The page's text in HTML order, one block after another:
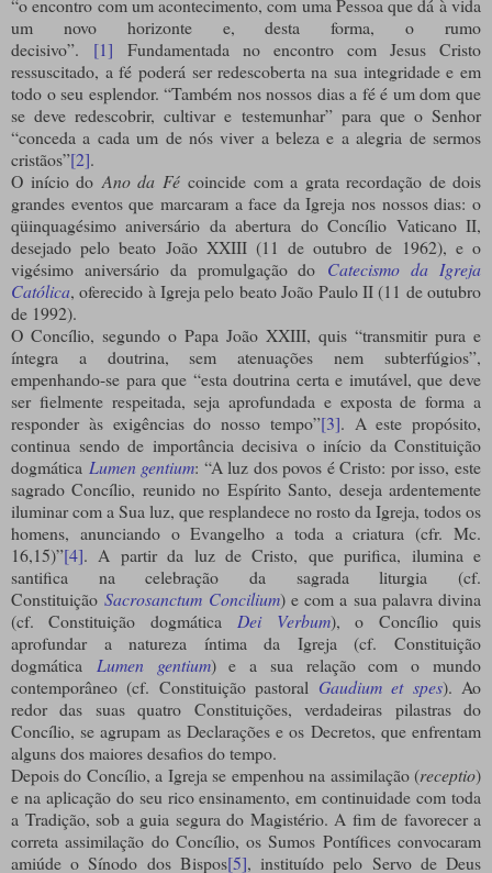
“o encontro com um acontecimento, com uma Pessoa que dá à vida
um novo horizonte e, desta forma, o rumo
decisivo”. [1] Fundamentada no encontro com Jesus Cristo
ressuscitado, a fé poderá ser redescoberta na sua integridade e em
todo o seu esplendor. “Também nos nossos dias a fé é um dom que
se deve redescobrir, cultivar e testemunhar” para que o Senhor
“conceda a cada um de nós viver a beleza e a alegria de sermos
cristãos”[2].
O início do Ano da Fécoincide com a grata recordação de dois
grandes eventos que marcaram a face da Igreja nos nossos dias: o
qüinquagésimo aniversário da abertura do Concílio Vaticano II,
desejado pelo beato João XXIII (11 de outubro de 1962), e o
vigésimo aniversário da promulgação do Catecismo da Igreja
Católica, oferecido à Igreja pelo beato João Paulo II (11 de outubro
de 1992).
O Concílio, segundo o Papa João XXIII, quis “transmitir pura e
íntegra a doutrina, sem atenuações nem subterfúgios”,
empenhando-se para que “esta doutrina certa e imutável, que deve
ser fielmente respeitada, seja aprofundada e exposta de forma a
responder às exigências do nosso tempo”[3]. A este propósito,
continua sendo de importância decisiva o início da Constituição
dogmática Lumen gentium: “A luz dos povos é Cristo: por isso, este
sagrado Concílio, reunido no Espírito Santo, deseja ardentemente
iluminar com a Sua luz, que resplandece no rosto da Igreja, todos os
homens, anunciando o Evangelho a toda a criatura (cfr. Mc.
16,15)”[4]. A partir da luz de Cristo, que purifica, ilumina e
santifica na celebração da sagrada liturgia (cf.
ConstituiçãoSacrosanctum Concilium) e com a sua palavra divina
(cf. Constituição dogmática Dei Verbum), o Concílio quis
aprofundar a natureza íntima da Igreja (cf. Constituição
dogmática Lumen gentium) e a sua relação com o mundo
contemporâneo (cf. Constituição pastoral Gaudium et spes). Ao
redor das suas quatro Constituições, verdadeiras pilastras do
Concílio, se agrupam as Declarações e os Decretos, que enfrentam
alguns dos maiores desafios do tempo.
Depois do Concílio, a Igreja se empenhou na assimilação (receptio)
e na aplicação do seu rico ensinamento, em continuidade com toda
a Tradição, sob a guia segura do Magistério. A fim de favorecer a
correta assimilação do Concílio, os Sumos Pontífices convocaram
amiúde o Sínodo dos Bispos[5], instituído pelo Servo de Deus